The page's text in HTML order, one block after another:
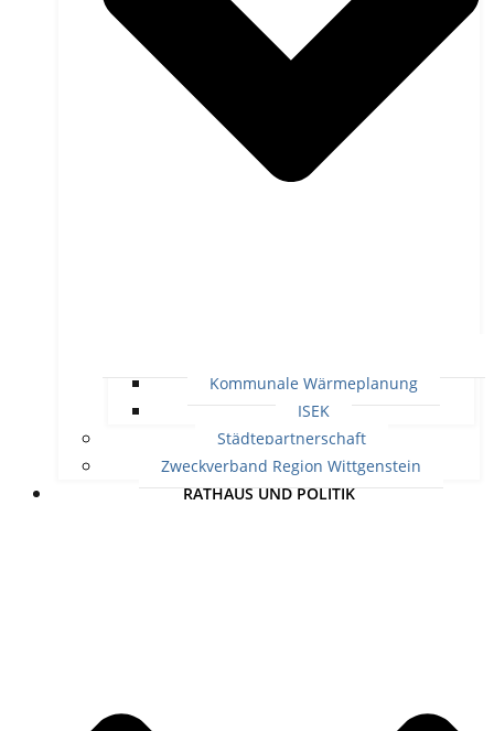
Kommunale Wärmeplanung
ISEK
Städtepartnerschaft
Zweckverband Region Wittgenstein
RATHAUS UND POLITIK